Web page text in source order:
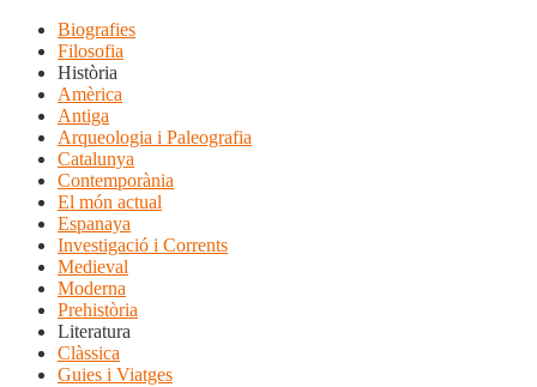
Biografies
Filosofia
Història
Amèrica
Antiga
Arqueologia i Paleografia
Catalunya
Contemporània
El món actual
Espanaya
Investigació i Corrents
Medieval
Moderna
Prehistòria
Literatura
Clàssica
Guies i Viatges